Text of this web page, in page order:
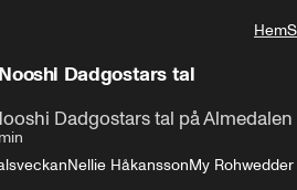
Hem
Dadgostars tal
Dadgostars tal på Almedalen
Nellie HåkanssonMy Rohwedder